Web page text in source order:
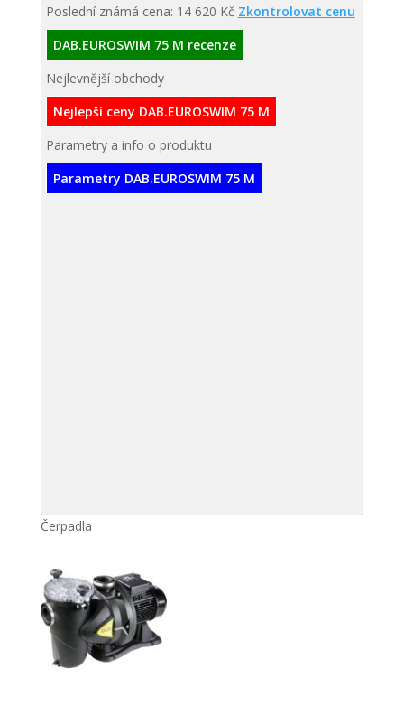
Poslední známá cena: 14 620 Kč Zkontrolovat cenu
DAB.EUROSWIM 75 M recenze
Nejlevnější obchody
Nejlepší ceny DAB.EUROSWIM 75 M
Parametry a info o produktu
Parametry DAB.EUROSWIM 75 M
Čerpadla